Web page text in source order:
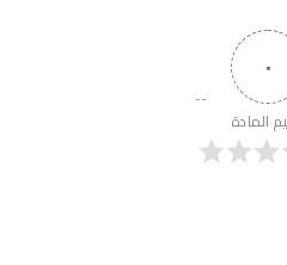
٠
المادة